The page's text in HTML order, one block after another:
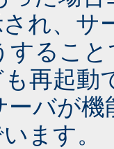
れ、サ
するこ
再起動
ーバが
ます。